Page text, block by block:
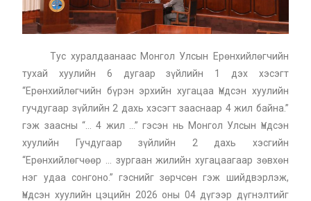
Тус хуралдаанаас Монгол Улсын Ерөнхийлөгчийн
тухай хуулийн 6 дугаар зүйлийн 1 дэх хэсэгт
“Ерөнхийлөгчийн бүрэн эрхийн хугацаа Үндсэн хуулийн
гучдугаар зүйлийн 2 дахь хэсэгт зааснаар 4 жил байна.”
гэж заасны “… 4 жил …” гэсэн нь Монгол Улсын Үндсэн
хуулийн Гучдугаар зүйлийн 2 дахь хэсгийн
“Ерөнхийлөгчөөр … зургаан жилийн хугацаагаар зөвхөн
нэг удаа сонгоно.” гэснийг зөрчсөн гэж шийдвэрлэж,
Үндсэн хуулийн цэцийн 2026 оны 04 дүгээр дүгнэлтийг